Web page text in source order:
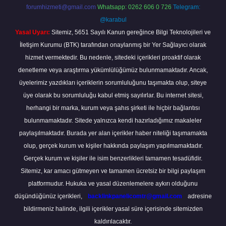
forumhizmeti@gmail.com Whatsapp: 0262 606 0 726 Telegram:
@karabul
Yasal Uyarı: Sitemiz, 5651 Sayılı Kanun gereğince Bilgi Teknolojileri ve
İletişim Kurumu (BTK) tarafından onaylanmış bir Yer Sağlayıcı olarak
hizmet vermektedir. Bu nedenle, sitedeki içerikleri proaktif olarak
denetleme veya araştırma yükümlülüğümüz bulunmamaktadır. Ancak,
üyelerimiz yazdıkları içeriklerin sorumluluğunu taşımakta olup, siteye
üye olarak bu sorumluluğu kabul etmiş sayılırlar. Bu internet sitesi,
herhangi bir marka, kurum veya şahıs şirketi ile hiçbir bağlantısı
bulunmamaktadır. Sitede yalnızca kendi hazırladığımız makaleler
paylaşılmaktadır. Burada yer alan içerikler haber niteliği taşımamakta
olup, gerçek kurum ve kişiler hakkında paylaşım yapılmamaktadır.
Gerçek kurum ve kişiler ile isim benzerlikleri tamamen tesadüfidir.
Sitemiz, kar amacı gütmeyen ve tamamen ücretsiz bir bilgi paylaşım
platformudur. Hukuka ve yasal düzenlemelere aykırı olduğunu
düşündüğünüz içerikleri,
backlinkpanelicomtr@gmail.com
adresine
bildirmeniz halinde, ilgili içerikler yasal süre içerisinde sitemizden
kaldırılacaktır.